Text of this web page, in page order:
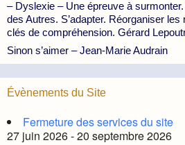
– Dyslexie – Une épreuve à
des Autres. S’adapter. Réorganiser
clés de compréhension. Gérard
Sinon s’aimer – Jean-Marie Audrain
Évènements du Site
Fermeture des services du site
27 juin 2026 - 20 septembre 2026